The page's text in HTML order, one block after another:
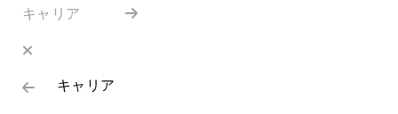
キャリア
キャリア